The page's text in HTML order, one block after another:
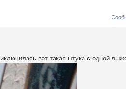
вот такая штука с одной